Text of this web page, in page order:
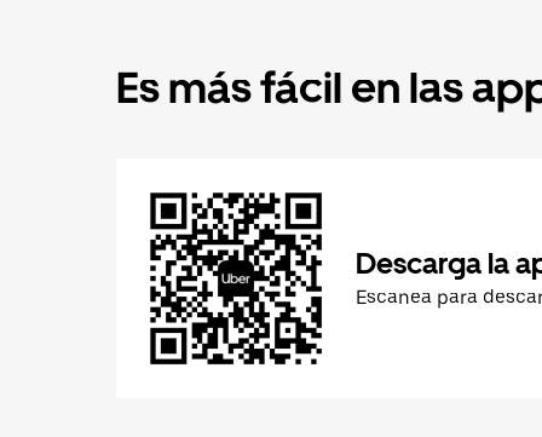
Es más fácil en las
Descarga la
Escanea para